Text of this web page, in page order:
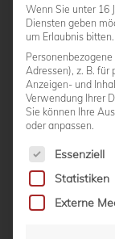
Wenn Sie unter 16
Diensten geben
um Erlaubnis bitten.
Adressen), z. B. für
Anzeigen- und
Verwendung Ihrer
Sie können Ihre
oder anpassen.
Es folgt eine
Essenziell
Statistiken
Externe